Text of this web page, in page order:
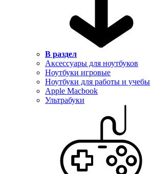
В раздел
Аксессуары для ноутбуков
Ноутбуки игровые
Ноутбуки для работы и учебы
Apple Macbook
Ультрабуки